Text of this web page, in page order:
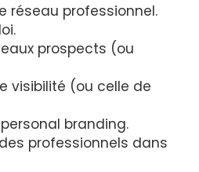
réseau professionnel.
prospects (ou
visibilité (ou celle de
branding.
professionnels dans